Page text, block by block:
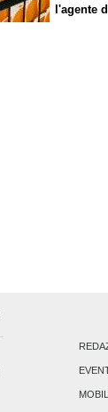
l'agente